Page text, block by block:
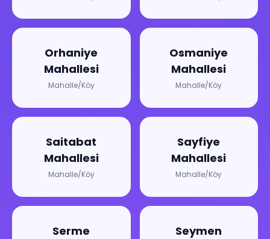
Orhaniye
Mahallesi
Mahalle/Köy
Osmaniye
Mahallesi
Mahalle/Köy
Saitabat
Mahallesi
Mahalle/Köy
Sayfiye
Mahallesi
Mahalle/Köy
Serme
Seymen